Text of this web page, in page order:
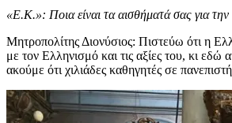
«Ε.Κ.»: Ποια είναι τα αισθήματά σας για
Μητροπολίτης Διονύσιος: Πιστεύω ότι η
με τον Ελληνισμό και τις αξίες του, κι
ακούμε ότι χιλιάδες καθηγητές σε